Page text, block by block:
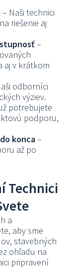
– Naši technici
riešenie aj
–
aj v krátkom
odborníci
výziev.
potrebujete
podporu,
konca–
až po
Technici
a
aby sme
stavebných
ohľadu na
pripravení